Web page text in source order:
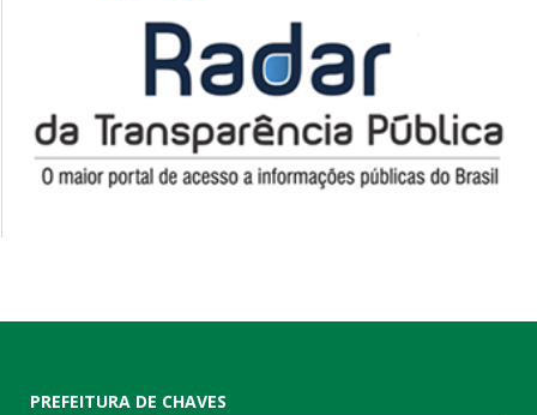
PREFEITURA DE CHAVES